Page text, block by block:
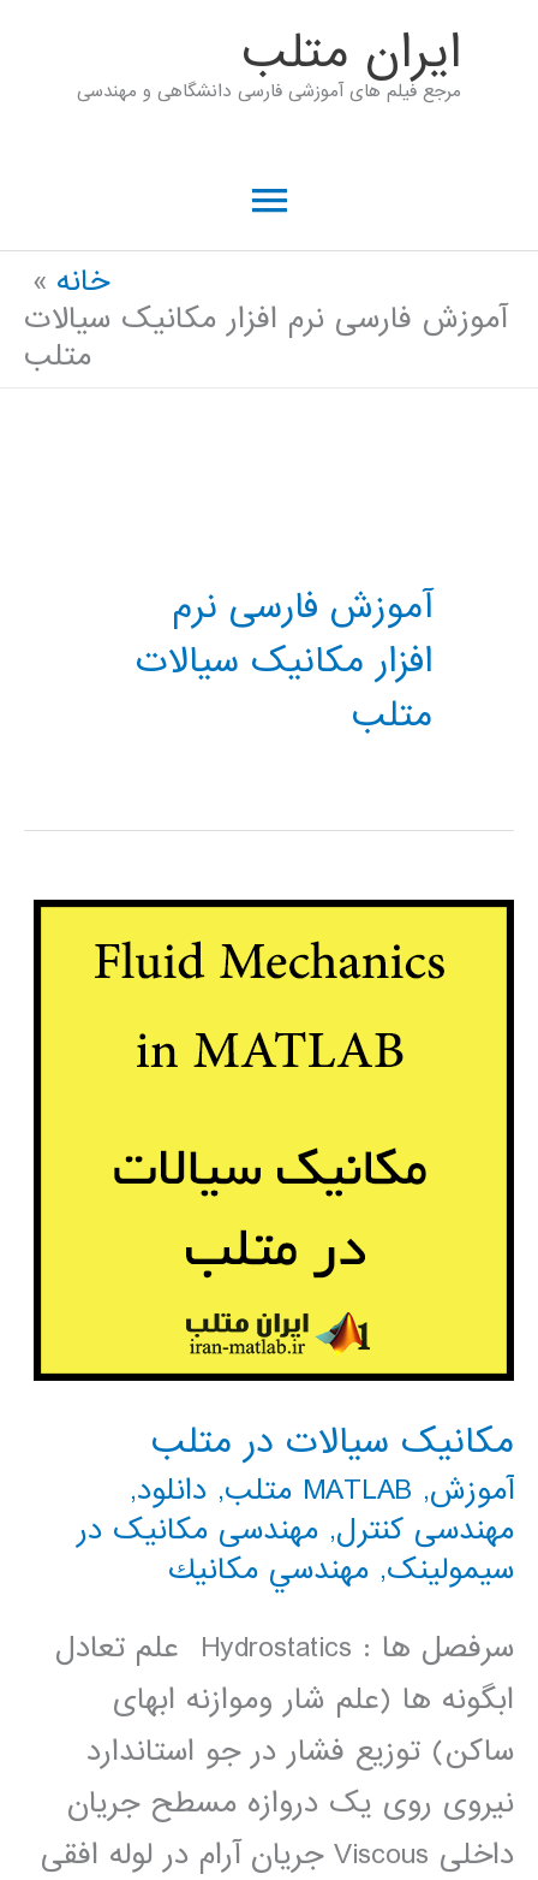
ايران متلب
مرجع فیلم های آموزشی فارسی دانشگاهی و مهندسی
فهرست
خانه
آموزش فارسی نرم افزار مکانیک سیالات
متلب
آموزش فارسی نرم
افزار مکانیک سیالات
متلب
مکانیک سیالات در متلب
آموزش, MATLAB متلب , دانلود,
مهندسی کنترل, مهندسی مکانیک در
سیمولینک, مهندسي مكانيك
سرفصل ها : Hydrostatics علم تعادل
ابگونه ها (علم شار وموازنه ابهای
ساکن) توزیع فشار در جو استاندارد
نیروی روی یک دروازه مسطح جریان
داخلی Viscous جریان آرام در لوله افقی